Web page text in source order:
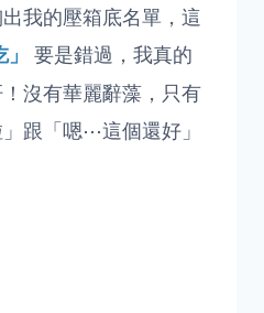
我的壓箱底名單，這
要是錯過，我真的
沒有華麗辭藻，只有
跟「嗯⋯這個還好」